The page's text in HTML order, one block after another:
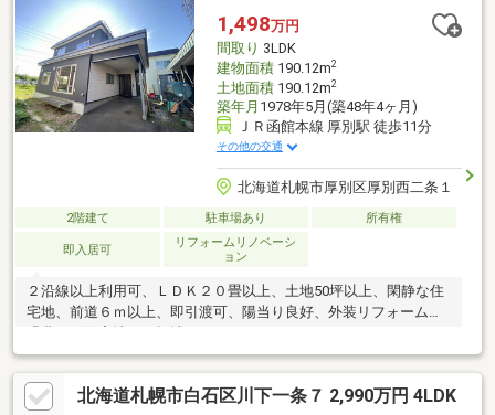
クや趣味室、アトリエなど多目的に活用可能。■一部事務所利用
にも対応可能。
1,498万円
間取り 3LDK
建物面積190.12m2
土地面積190.12m2
築年月 1978年5月(築48年4ヶ月)
ＪＲ函館本線 厚別駅 徒歩11分
その他の交通
北海道札幌市厚別区厚別西二条１
2階建て 駐車場あり 所有権
即入居可
リフォームリノベーシ
ョン
２沿線以上利用可、ＬＤＫ２０畳以上、土地50坪以上、閑静な住
宅地、前道６ｍ以上、即引渡可、陽当り良好、外装リフォーム、
北海道札幌市白石区川下一条７ 2,990万円 4LDK